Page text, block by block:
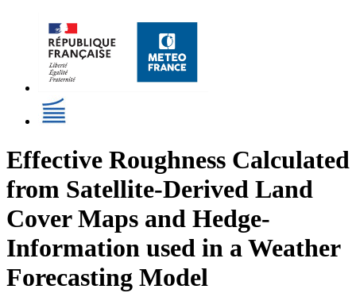
Effective Roughness Calculated
from Satellite-Derived Land
Cover Maps and Hedge-
Information used in a Weather
Forecasting Model